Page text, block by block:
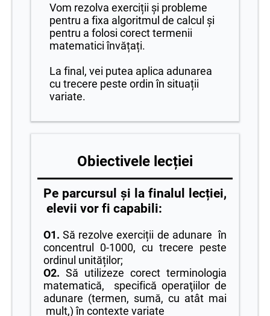
Vom rezolva exerciții și probleme
pentru a fixa algoritmul de calcul și
pentru a folosi corect termenii
matematici învățați.
La final, vei putea aplica adunarea
cu trecere peste ordin în situații
variate.
Obiectivele lecției
Pe parcursul și la finalul lecției,
elevii vor fi capabili:
O1. Să rezolve exerciții de adunare în
concentrul 0-1000, cu trecere peste
ordinul unităților;
O2. Să utilizeze corect terminologia
matematică, specifică operaţiilor de
adunare (termen, sumă, cu atât mai
mult,) în contexte variate